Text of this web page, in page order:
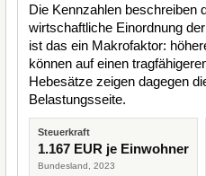
Die Kennzahlen beschreiben
wirtschaftliche Einordnung
ist das ein Makrofaktor:
können auf einen
Hebesätze zeigen dagegen
Belastungsseite.
Steuerkraft
1.167 EUR je Einwohner
Bundesland, 2023